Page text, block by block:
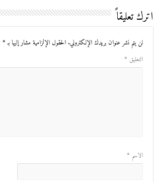
اترك تعليقاً
لن يتم نشر عنوان بريدك الإلكتروني. الحقول الإلزامية مشار إليها بـ*
التعليق *
الاسم *